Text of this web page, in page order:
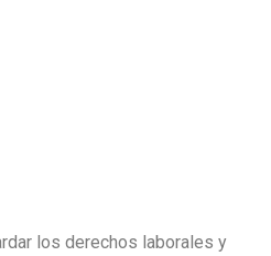
los derechos laborales y